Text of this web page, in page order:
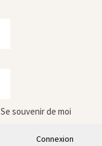
Se souvenir de moi
Connexion